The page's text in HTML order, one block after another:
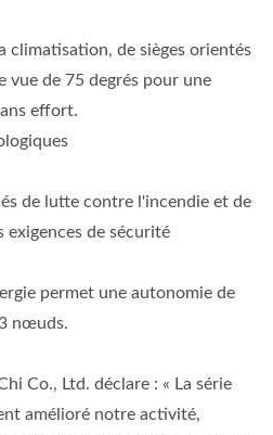
climatisation, de sièges orientés
vue de 75 degrés pour une
effort.
de lutte contre l'incendie et de
exigences de sécurité
permet une autonomie de
nœuds.
Co., Ltd. déclare : « La série
amélioré notre activité,